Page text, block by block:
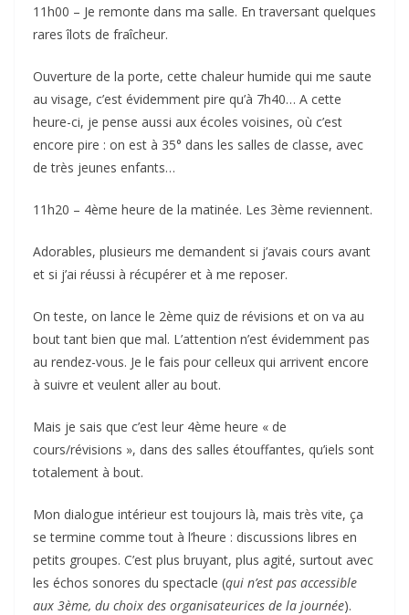
11h00 – Je remonte dans ma salle. En traversant quelques
rares îlots de fraîcheur.
Ouverture de la porte, cette chaleur humide qui me saute
au visage, c’est évidemment pire qu’à 7h40… A cette
heure-ci, je pense aussi aux écoles voisines, où c’est
encore pire : on est à 35° dans les salles de classe, avec
de très jeunes enfants…
11h20 – 4ème heure de la matinée. Les 3ème reviennent.
Adorables, plusieurs me demandent si j’avais cours avant
et si j’ai réussi à récupérer et à me reposer.
On teste, on lance le 2ème quiz de révisions et on va au
bout tant bien que mal. L’attention n’est évidemment pas
au rendez-vous. Je le fais pour celleux qui arrivent encore
à suivre et veulent aller au bout.
Mais je sais que c’est leur 4ème heure « de
cours/révisions », dans des salles étouffantes, qu’iels sont
totalement à bout.
Mon dialogue intérieur est toujours là, mais très vite, ça
se termine comme tout à l’heure : discussions libres en
petits groupes. C’est plus bruyant, plus agité, surtout avec
les échos sonores du spectacle (qui n’est pas accessible
aux 3ème, du choix des organisateurices de la journée).